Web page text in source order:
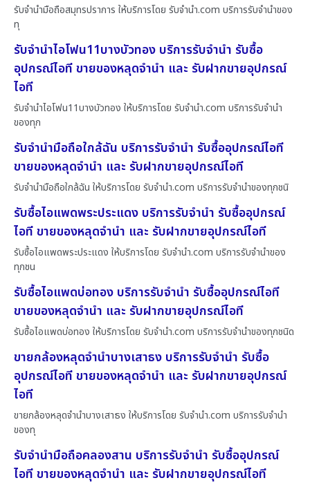
รับจำนำมือถือสมุทรปราการ ให้บริการโดย รับจํานํา.com บริการรับจำนำของ
ทุ
รับจำนำไอโฟน11บางบัวทอง บริการรับจำนำ รับซื้อ
อุปกรณ์ไอที ขายของหลุดจำนำ และ รับฝากขายอุปกรณ์
ไอที
รับจำนำไอโฟน11บางบัวทอง ให้บริการโดย รับจํานํา.com บริการรับจำนำ
ของทุก
รับจำนำมือถือใกล้ฉัน บริการรับจำนำ รับซื้ออุปกรณ์ไอที
ขายของหลุดจำนำ และ รับฝากขายอุปกรณ์ไอที
รับจำนำมือถือใกล้ฉัน ให้บริการโดย รับจํานํา.com บริการรับจำนำของทุกชนิ
รับซื้อไอแพดพระประแดง บริการรับจำนำ รับซื้ออุปกรณ์
ไอที ขายของหลุดจำนำ และ รับฝากขายอุปกรณ์ไอที
รับซื้อไอแพดพระประแดง ให้บริการโดย รับจํานํา.com บริการรับจำนำของ
ทุกชน
รับซื้อไอแพดบ่อทอง บริการรับจำนำ รับซื้ออุปกรณ์ไอที
ขายของหลุดจำนำ และ รับฝากขายอุปกรณ์ไอที
รับซื้อไอแพดบ่อทอง ให้บริการโดย รับจํานํา.com บริการรับจำนำของทุกชนิด
ขายกล้องหลุดจำนำบางเสาธง บริการรับจำนำ รับซื้อ
อุปกรณ์ไอที ขายของหลุดจำนำ และ รับฝากขายอุปกรณ์
ไอที
ขายกล้องหลุดจำนำบางเสาธง ให้บริการโดย รับจํานํา.com บริการรับจำนำ
ของทุ
รับจำนำมือถือคลองสาน บริการรับจำนำ รับซื้ออุปกรณ์
ไอที ขายของหลุดจำนำ และ รับฝากขายอุปกรณ์ไอที